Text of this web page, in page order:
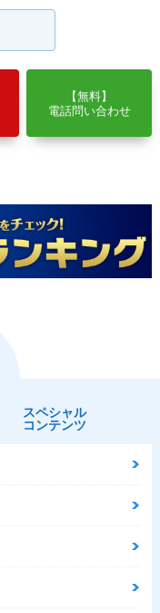
【無料】
電話問い合わせ
スペシャル
コンテンツ